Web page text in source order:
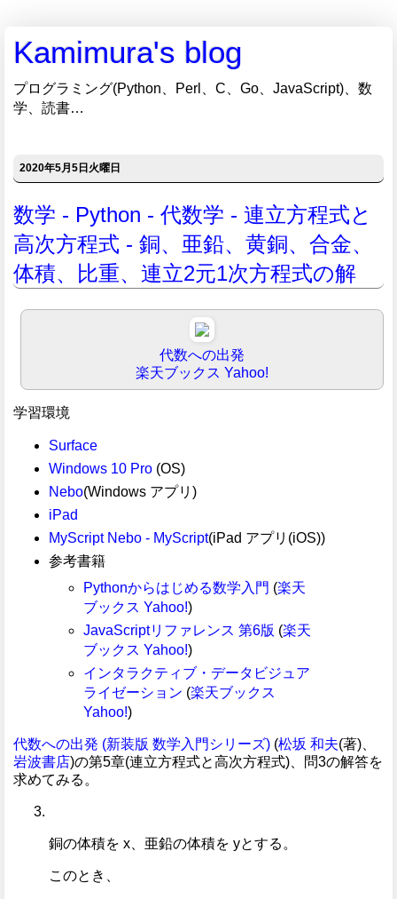
Kamimura's blog
プログラミング(Python、Perl、C、Go、JavaScript)、数
学、読書…
2020年5月5日火曜日
数学 - Python - 代数学 - 連立方程式と
高次方程式 - 銅、亜鉛、黄銅、合金、
体積、比重、連立2元1次方程式の解
代数への出発
楽天ブックス Yahoo!
学習環境
Surface
Windows 10 Pro(OS)
Nebo(Windows アプリ)
iPad
MyScript Nebo - MyScript(iPad アプリ(iOS))
参考書籍
Pythonからはじめる数学入門 (楽天
ブックス Yahoo!)
JavaScriptリファレンス 第6版 (楽天
ブックス Yahoo!)
インタラクティブ・データビジュア
ライゼーション (楽天ブックス
Yahoo!)
代数への出発 (新装版 数学入門シリーズ) (松坂 和夫(著)、
岩波書店)の第5章(連立方程式と高次方程式)、問3の解答を
求めてみる。
銅の体積を x、亜鉛の体積を yとする。
このとき、